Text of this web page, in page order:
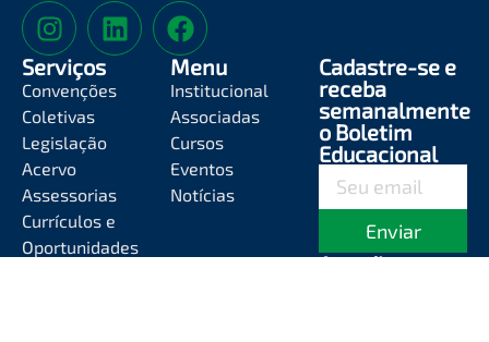
Serviços
Convenções
Coletivas
Legislação
Acervo
Assessorias
Currículos e
Oportunidades
Menu
Institucional
Associadas
Cursos
Eventos
Notícias
Cadastre-se e
receba
semanalmente
o Boletim
Educacional
Enviar
Atendimento